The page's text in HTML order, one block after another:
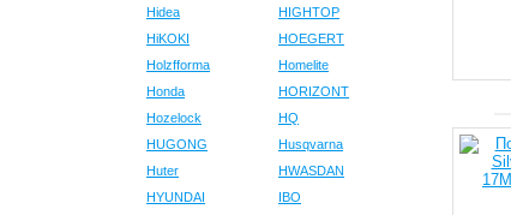
Hidea
HIGHTOP
HiKOKI
HOEGERT
Holzfforma
Homelite
Honda
HORIZONT
Hozelock
HQ
HUGONG
Husqvarna
Huter
HWASDAN
HYUNDAI
IBO